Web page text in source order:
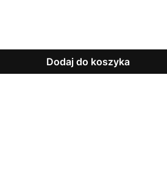
Dodaj do koszyka